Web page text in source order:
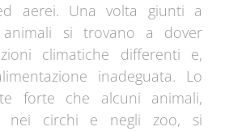
aerei. Una volta giunti a
animali si trovano a dover
climatiche differenti e,
inadeguata. Lo
forte che alcuni animali,
nei circhi e negli zoo, si